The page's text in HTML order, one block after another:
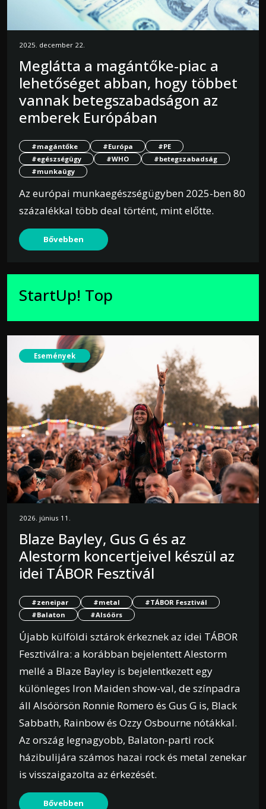
2025. december 22.
Meglátta a magántőke-piac a
lehetőséget abban, hogy többet
vannak betegszabadságon az
emberek Európában
#magántőke #Európa
#PE
#egészségügy
#WHO
#betegszabadság
#munkaügy
Az európai munkaegészségügyben 2025-ben 80
százalékkal több deal történt, mint előtte.
Bővebben
StartUp! Top
Események
2026. június 11.
Blaze Bayley, Gus G és az
Alestorm koncertjeivel készül az
idei TÁBOR Fesztivál
#zeneipar #metal
#TÁBOR Fesztivál
#Balaton
#Alsóörs
Újabb külföldi sztárok érkeznek az idei TÁBOR
Fesztiválra: a korábban bejelentett Alestorm
mellé a Blaze Bayley is bejelentkezett egy
különleges Iron Maiden show-val, de színpadra
áll Alsóörsön Ronnie Romero és Gus G is, Black
Sabbath, Rainbow és Ozzy Osbourne nótákkal.
Az ország legnagyobb, Balaton-parti rock
házibulijára számos hazai rock és metal zenekar
is visszaigazolta az érkezését.
Bővebben